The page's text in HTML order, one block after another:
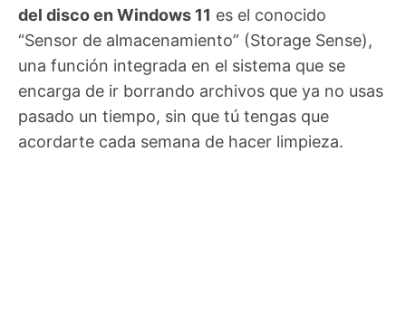
del disco en Windows 11 es el conocido
“Sensor de almacenamiento” (Storage Sense),
una función integrada en el sistema que se
encarga de ir borrando archivos que ya no usas
pasado un tiempo, sin que tú tengas que
acordarte cada semana de hacer limpieza.